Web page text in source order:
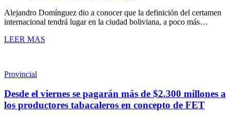
Alejandro Domínguez dio a conocer que la definición del certamen
internacional tendrá lugar en la ciudad boliviana, a poco más…
LEER MAS
Provincial
Desde el viernes se pagarán más de $2.300 millones a
los productores tabacaleros en concepto de FET